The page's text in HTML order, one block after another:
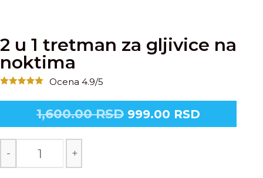
2 u 1 tretman za gljivice na
noktima
Ocena 4.9/5
1,600.00RSD 999.00 RSD
- +